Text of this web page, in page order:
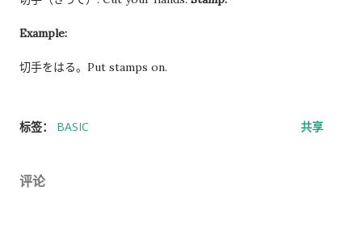
Example:
切手をはる。Put stamps on.
标签： BASIC 共享
评论